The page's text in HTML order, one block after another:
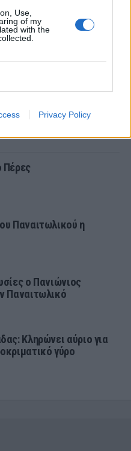
Use,
of my
with the
Privacy Policy
Νακάμπα
Νακάμπα-Τζενεπό
Πέρες
Παναιτωλικού η
ο Πανιώνιος
Παναιτωλικό
Κληρώνει αύριο για
γύρο